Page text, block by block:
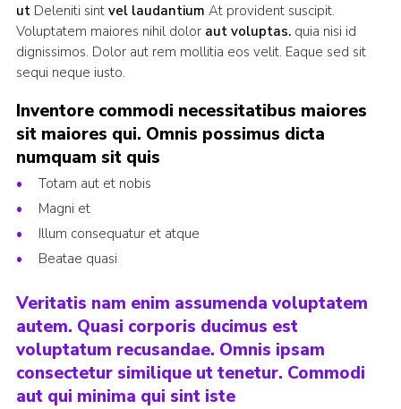
utDeleniti sint vel laudantium At provident suscipit.
Voluptatem maiores nihil dolor aut voluptas.quia nisi id
dignissimos. Dolor aut rem mollitia eos velit. Eaque sed sit
sequi neque iusto.
Inventore commodi necessitatibus maiores
sit maiores qui. Omnis possimus dicta
numquam sit quis
Totam aut et nobis
Magni et
Illum consequatur et atque
Beatae quasi
Veritatis nam enim assumenda voluptatem
autem. Quasi corporis ducimus est
voluptatum recusandae. Omnis ipsam
consectetur similique ut tenetur. Commodi
aut qui minima qui sint iste